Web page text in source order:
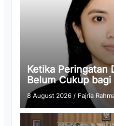
Ketika Peringatan
Belum Cukup
8 August 2026 / Fajria